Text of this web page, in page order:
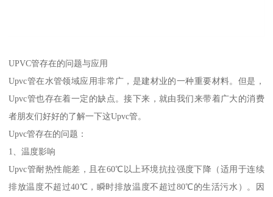
UPVC管存在的问题与应用
Upvc管在水管领域应用非常广，是建材业的一种重要材料。但是，
Upvc管也存在着一定的缺点。接下来，就由我们来带着广大的消费
者朋友们好好的了解一下这Upvc管。
Upvc管存在的问题：
1、温度影响
Upvc管耐热性能差，且在60℃以上环境抗拉强度下降（适用于连续
排放温度不超过40℃，瞬时排放温度不超过80℃的生活污水）。因